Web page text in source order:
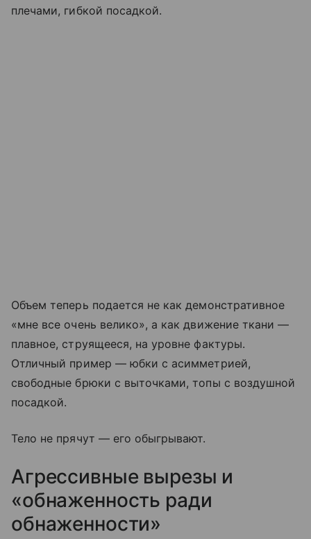
плечами, гибкой посадкой.
Объем теперь подается не как демонстративное
«мне все очень велико», а как движение ткани —
плавное, струящееся, на уровне фактуры.
Отличный пример — юбки с асимметрией,
свободные брюки с выточками, топы с воздушной
посадкой.
Тело не прячут — его обыгрывают.
Агрессивные вырезы и
«обнаженность ради
обнаженности»